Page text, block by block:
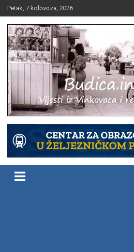
Skip
to
content
Petak, 7 kolovoza, 2026
Budica.info